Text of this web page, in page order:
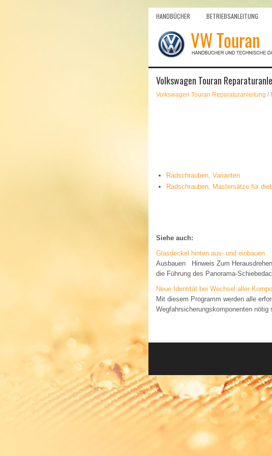
HANDBÜCHER BETRIEBSANLEITUNG
Volkswagen Touran
Volkswagen Touran Reparaturanleitung /
Radschrauben, Varianten
Radschrauben, Mastersätze für
Siehe auch:
Glasdeckel hinten aus- und einbauen
Ausbauen Hinweis Zum
die Führung des Panorama-
Neue Identität bei Wechsel aller
Mit diesem Programm werden alle
Wegfahrsicherungskomponenten